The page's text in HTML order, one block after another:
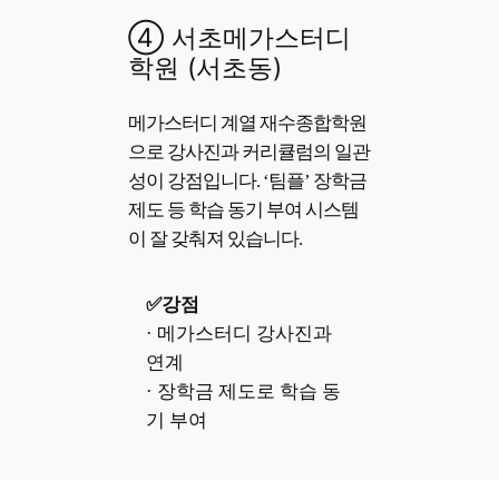
④ 서초메가스터디
학원 (서초동)
메가스터디 계열 재수종합학원
으로 강사진과 커리큘럼의 일관
성이 강점입니다. ‘팀플’ 장학금
제도 등 학습 동기 부여 시스템
이 잘 갖춰져 있습니다.
✅강점
· 메가스터디 강사진과
연계
· 장학금 제도로 학습 동
기 부여